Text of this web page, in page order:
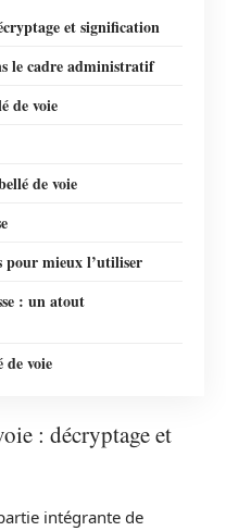
et signification
le cadre administratif
de voie
de voie
pour mieux l’utiliser
: un atout
de voie
: décryptage et
intégrante de